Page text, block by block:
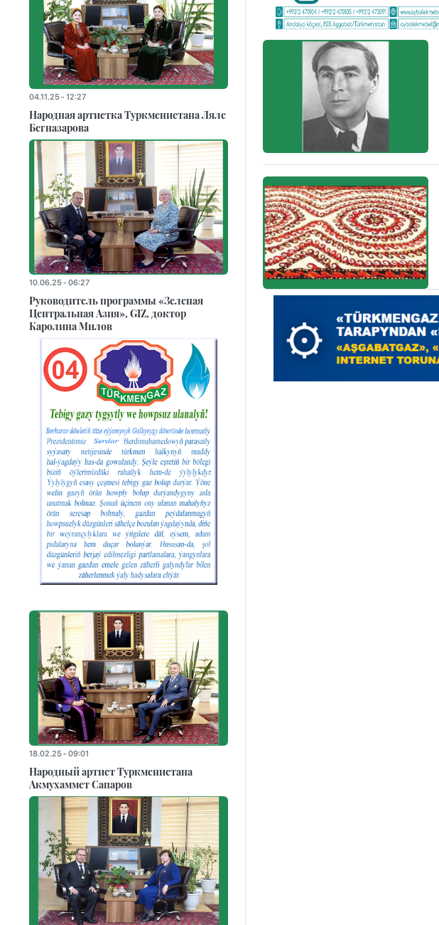
04.11.25 - 12:27
Народная артистка Туркменистана Ляле
Бегназарова
10.06.25 - 06:27
Руководитель программы «Зеленая
Центральная Азия», GIZ, доктор
Каролина Милов
18.02.25 - 09:01
Народный артист Туркменистана
Акмухаммет Сапаров